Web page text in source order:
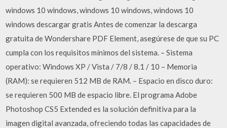
windows 10 windows, windows 10 windows, windows 10
windows descargar gratis Antes de comenzar la descarga
gratuita de Wondershare PDF Element, asegúrese de que su PC
cumpla con los requisitos mínimos del sistema. – Sistema
operativo: Windows XP / Vista / 7/8 / 8.1 / 10 – Memoria
(RAM): se requieren 512 MB de RAM. – Espacio en disco duro:
se requieren 500 MB de espacio libre. El programa Adobe
Photoshop CS5 Extended es la solución definitiva para la
imagen digital avanzada, ofreciendo todas las capacidades de